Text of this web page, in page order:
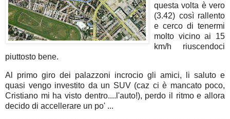
questa volta è vero
(3.42) così rallento
e cerco di tenermi
molto vicino ai 15
km/h riuscendoci
piuttosto bene.
Al primo giro dei palazzoni incrocio gli amici, li saluto e
quasi vengo investito da un SUV (caz ci è mancato poco,
Cristiano mi ha visto dentro....l'auto!), perdo il ritmo e allora
decido di accellerare un po' ...